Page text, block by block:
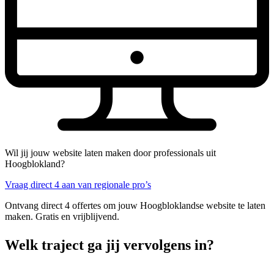
Wil jij jouw website laten maken door professionals uit
Hoogblokland?
Vraag direct 4 aan van regionale pro’s
Ontvang direct 4 offertes om jouw Hoogbloklandse website te laten
maken. Gratis en vrijblijvend.
Welk traject ga jij vervolgens in?